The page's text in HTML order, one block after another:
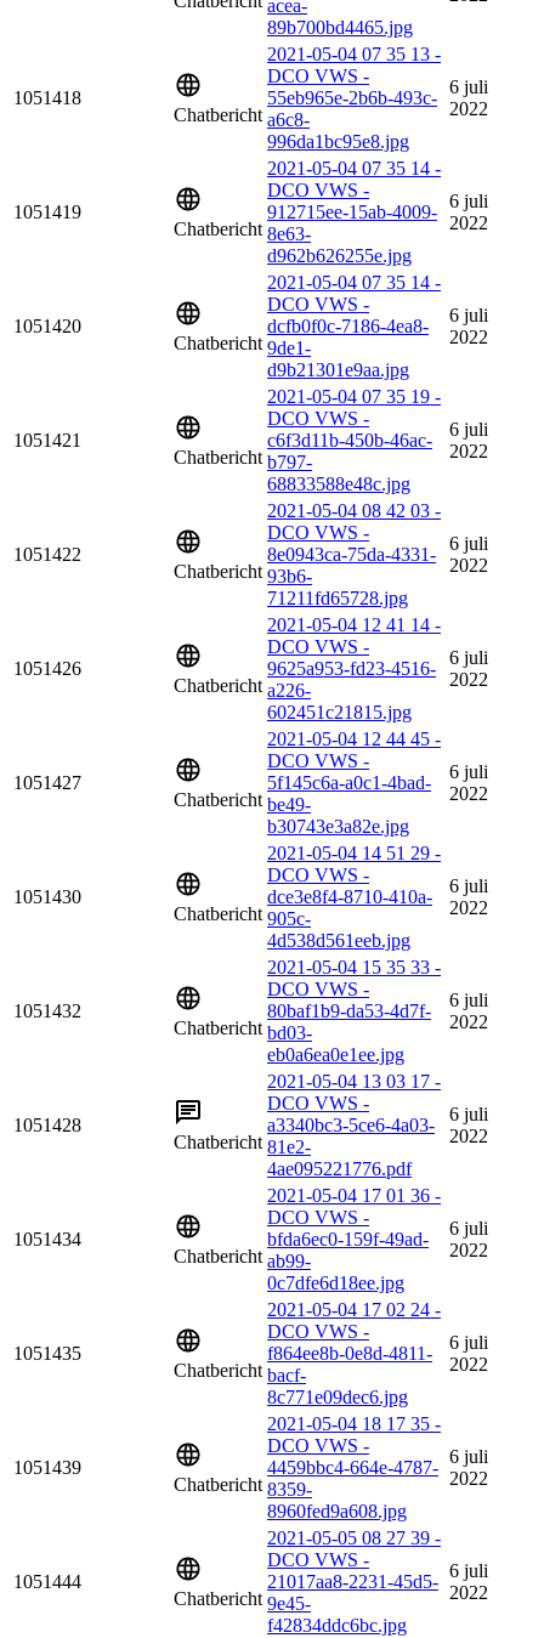
acea-
89b700bd4465.jpg
1051418
Chatbericht
2021-05-04 07 35 13 -
DCO VWS -
55eb965e-2b6b-493c-
a6c8-
996da1bc95e8.jpg
6 juli
2022
1051419
Chatbericht
2021-05-04 07 35 14 -
DCO VWS -
912715ee-15ab-4009-
8e63-
d962b626255e.jpg
6 juli
2022
1051420
Chatbericht
2021-05-04 07 35 14 -
DCO VWS -
dcfb0f0c-7186-4ea8-
9de1-
d9b21301e9aa.jpg
6 juli
2022
1051421
Chatbericht
2021-05-04 07 35 19 -
DCO VWS -
c6f3d11b-450b-46ac-
b797-
68833588e48c.jpg
6 juli
2022
1051422
Chatbericht
2021-05-04 08 42 03 -
DCO VWS -
8e0943ca-75da-4331-
93b6-
71211fd65728.jpg
6 juli
2022
1051426
Chatbericht
2021-05-04 12 41 14 -
DCO VWS -
9625a953-fd23-4516-
a226-
602451c21815.jpg
6 juli
2022
1051427
Chatbericht
2021-05-04 12 44 45 -
DCO VWS -
5f145c6a-a0c1-4bad-
be49-
b30743e3a82e.jpg
6 juli
2022
1051430
Chatbericht
2021-05-04 14 51 29 -
DCO VWS -
dce3e8f4-8710-410a-
905c-
4d538d561eeb.jpg
6 juli
2022
1051432
Chatbericht
2021-05-04 15 35 33 -
DCO VWS -
80baf1b9-da53-4d7f-
bd03-
eb0a6ea0e1ee.jpg
6 juli
2022
1051428
Chatbericht
2021-05-04 13 03 17 -
DCO VWS -
a3340bc3-5ce6-4a03-
81e2-
4ae095221776.pdf
6 juli
2022
1051434
Chatbericht
2021-05-04 17 01 36 -
DCO VWS -
bfda6ec0-159f-49ad-
ab99-
0c7dfe6d18ee.jpg
6 juli
2022
1051435
Chatbericht
2021-05-04 17 02 24 -
DCO VWS -
f864ee8b-0e8d-4811-
bacf-
8c771e09dec6.jpg
6 juli
2022
1051439
Chatbericht
2021-05-04 18 17 35 -
DCO VWS -
4459bbc4-664e-4787-
8359-
8960fed9a608.jpg
6 juli
2022
1051444
Chatbericht
2021-05-05 08 27 39 -
DCO VWS -
21017aa8-2231-45d5-
9e45-
f42834ddc6bc.jpg
6 juli
2022